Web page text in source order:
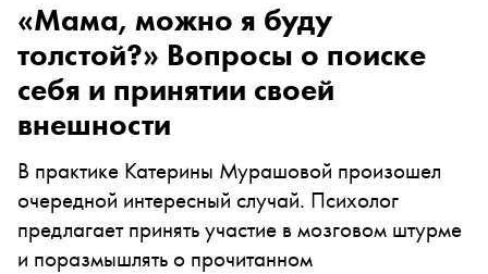
«Мама, можно я буду
толстой?» Вопросы о поиске
себя и принятии своей
внешности
В практике Катерины Мурашовой произошел
очередной интересный случай. Психолог
предлагает принять участие в мозговом штурме
и поразмышлять о прочитанном